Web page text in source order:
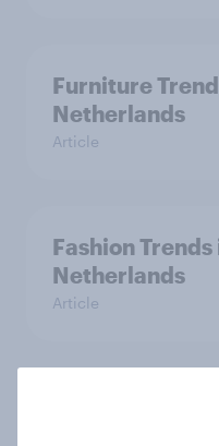
Furniture
Netherlands
Article
Fashion
Netherlands
Article